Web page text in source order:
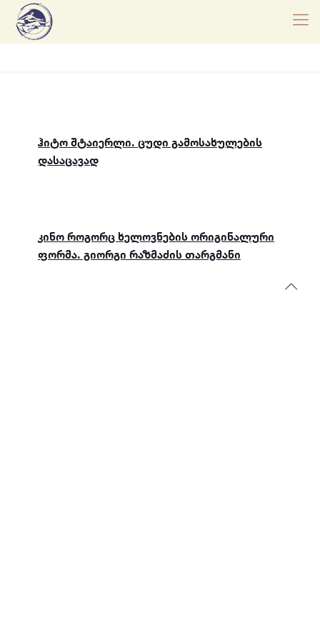
ჰიტო შტაიერლი. ცუდი გამოსახულების
დასაცავად
კინო როგორც ხელოვნების ორიგინალური
ფორმა. გიორგი რაზმაძის თარგმანი